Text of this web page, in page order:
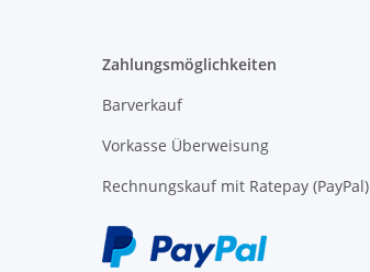
Zahlungsmöglichkeiten
Barverkauf
Vorkasse Überweisung
Rechnungskauf mit Ratepay (PayPal)